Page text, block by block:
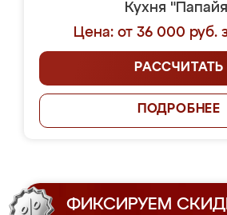
Кухня
Цена: от 36 000 руб.
РАССЧИТАТЬ
ПОДРОБНЕЕ
ФИКСИРУЕМ